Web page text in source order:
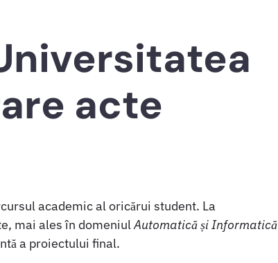
acte
academic al oricărui student. La
mai ales în domeniulAutomatică și Informatică
a proiectului final.